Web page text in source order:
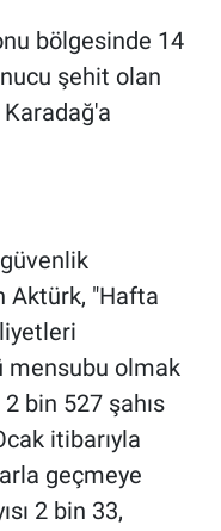
bölgesinde 14
şehit olan
Aktürk, "Hafta
mensubu olmak
bin 527 şahıs
itibarıyla
geçmeye
2 bin 33,